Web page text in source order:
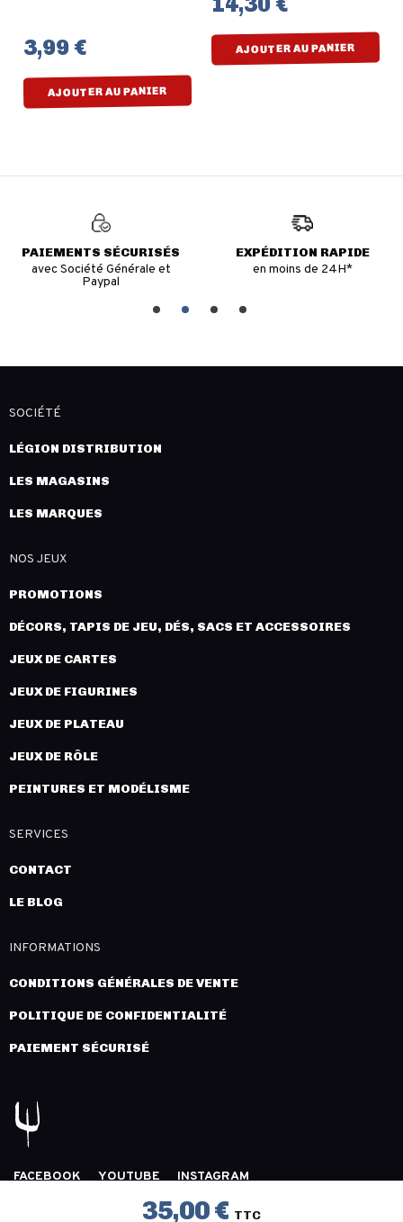
35,00 € TTC
3,99 €
AJOUTER AU PANIER
AJOUTER AU PANIER
PAIEMENTS SÉCURISÉS
avec Société Générale et
Paypal
EXPÉDITION RAPIDE
en moins de 24H*
SOCIÉTÉ
LÉGION DISTRIBUTION
LES MAGASINS
LES MARQUES
NOS JEUX
PROMOTIONS
DÉCORS, TAPIS DE JEU, DÉS, SACS ET ACCESSOIRES
JEUX DE CARTES
JEUX DE FIGURINES
JEUX DE PLATEAU
JEUX DE RÔLE
PEINTURES ET MODÉLISME
SERVICES
CONTACT
LE BLOG
INFORMATIONS
CONDITIONS GÉNÉRALES DE VENTE
POLITIQUE DE CONFIDENTIALITÉ
PAIEMENT SÉCURISÉ
FACEBOOK YOUTUBE
INSTAGRAM
COPYRIGHT 2026 © LÉGION DISTRIBUTION -